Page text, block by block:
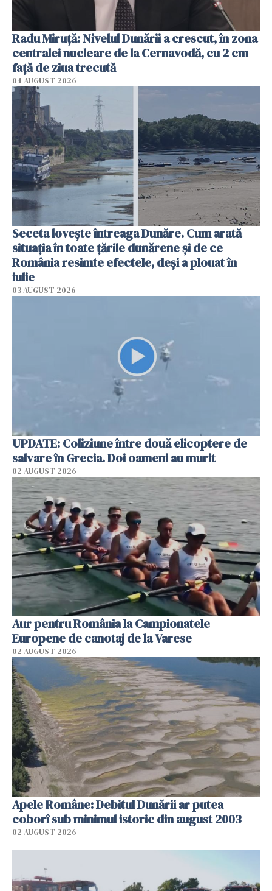
Radu Miruţă: Nivelul Dunării a crescut, în zona
centralei nucleare de la Cernavodă, cu 2 cm
faţă de ziua trecută
04 AUGUST 2026
Seceta lovește întreaga Dunăre. Cum arată
situația în toate țările dunărene și de ce
România resimte efectele, deși a plouat în
iulie
03 AUGUST 2026
UPDATE: Coliziune între două elicoptere de
salvare în Grecia. Doi oameni au murit
02 AUGUST 2026
Aur pentru România la Campionatele
Europene de canotaj de la Varese
02 AUGUST 2026
Apele Române: Debitul Dunării ar putea
coborî sub minimul istoric din august 2003
02 AUGUST 2026